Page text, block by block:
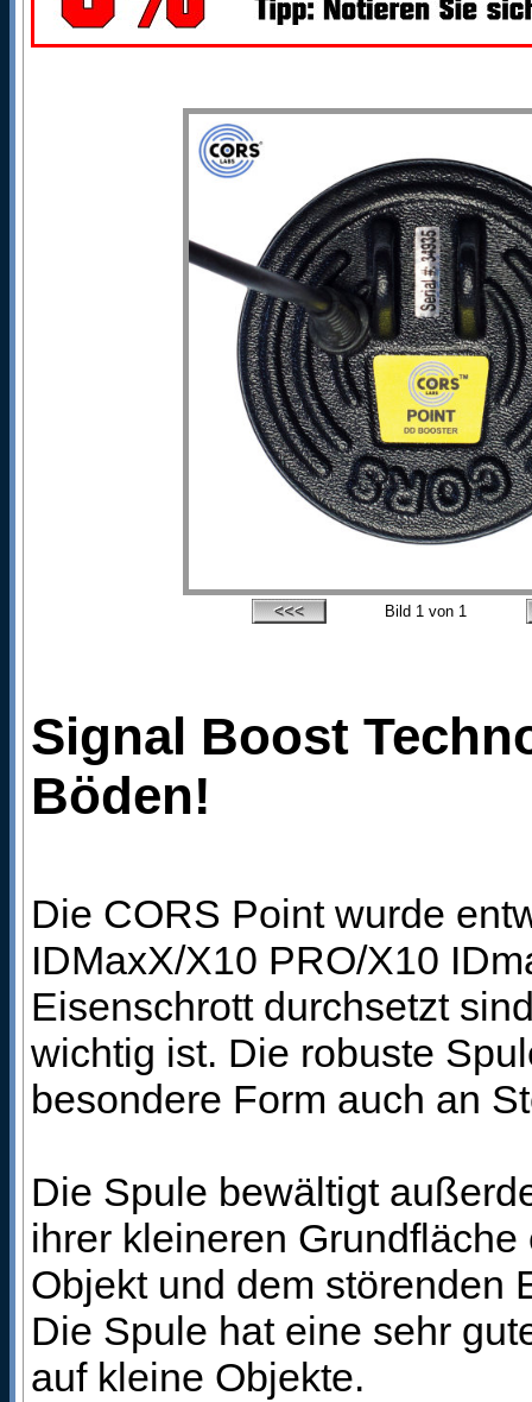
Bild 1 von 1
Signal Boost
Böden!
Die CORS Point wurde
IDMaxX/X10 PRO/X10
Eisenschrott durchsetzt
wichtig ist. Die robuste
besondere Form auch an
Die Spule bewältigt
ihrer kleineren
Objekt und dem störenden
Die Spule hat eine sehr
auf kleine Objekte.